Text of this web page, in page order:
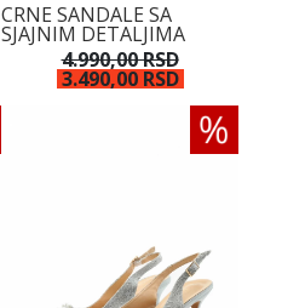
CRNE SANDALE SA
SJAJNIM DETALJIMA
4.990,00 RSD
3.490,00 RSD